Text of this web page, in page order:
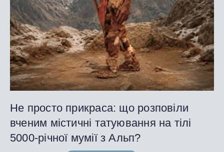
Не просто прикраса: що розповіли
вченим містичні татуювання на тілі
5000-річної мумії з Альп?